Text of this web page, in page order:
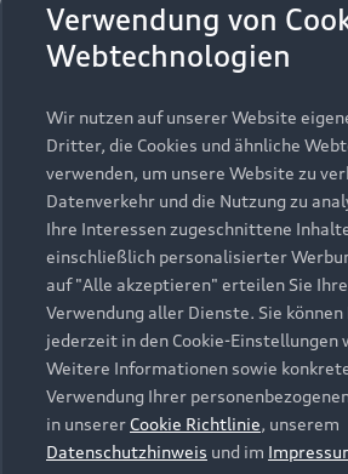
Modelle
Alle Modelle
Modelle vergleichen
Elektromodelle
Plug-in-Hybride
Kaufen & leasen
Neuwagensuche
Gebrauchtwagensuche
Gebrauchtwagen
Finanzierung
Aktionen & Angebote
Geschäftskunden
Service & Zubehör
Saisonale Angebote
Audi Services
Garantie
Audi digital services
myAudi
Support
Kundenservice
Händlersuche
Audi Code
Über Audi
Unternehmen
Karriere
Verwendung von
Webtechnologien
Wir nutzen auf unserer Website
Dritter, die Cookies und ähnliche
verwenden, um unsere Website zu
Datenverkehr und die Nutzung zu
Ihre Interessen zugeschnittene
einschließlich personalisierter
auf "Alle akzeptieren" erteilen Sie
Verwendung aller Dienste. Sie
jederzeit in den Cookie-Einstellungen
Weitere Informationen sowie
Verwendung Ihrer
in unserer Cookie Richtlinie, unserem
Datenschutzhinweis und im